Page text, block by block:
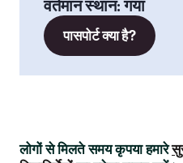
वर्तमान स्थान:गया
पासपोर्ट क्या है?
लोगों से मिलते समय कृपया हमारे